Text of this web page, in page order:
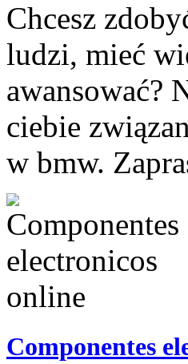
Chcesz
ludzi, mieć
awansować?
ciebie
w bmw.
Componentes